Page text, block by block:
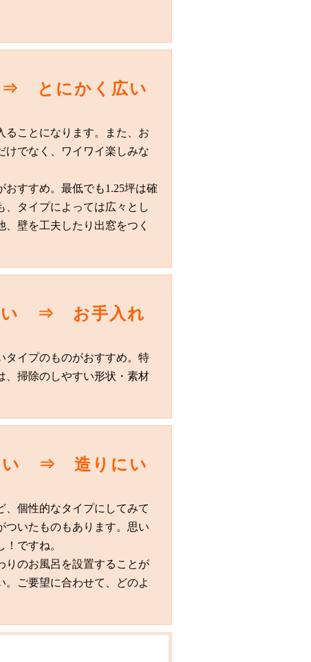
⇒ とにかく広い
ることになります。また、お
けでなく、ワイワイ楽しみな
すすめ。最低でも1.25坪は確
、タイプによっては広々とし
壁を工夫したり出窓をつく
ない ⇒ お手入れ
タイプのものがおすすめ。特
、掃除のしやすい形状・素材
たい ⇒ 造りにい
、個性的なタイプにしてみて
ついたものもあります。思い
ですね。
りのお風呂を設置することが
ご要望に合わせて、どのよ